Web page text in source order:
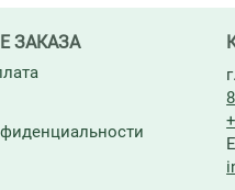
ЗАКАЗА